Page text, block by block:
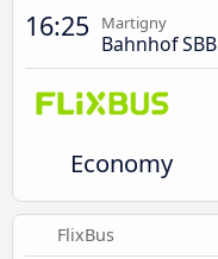
16:25 Martigny
Bahnhof SBB
Economy
FlixBus